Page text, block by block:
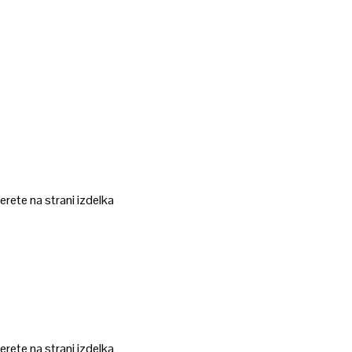
na strani izdelka
na strani izdelka